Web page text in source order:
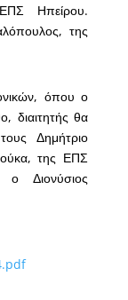
Ηπείρου.
της
όπου ο
διαιτητής θα
Δημήτριο
της ΕΠΣ
Διονύσιος